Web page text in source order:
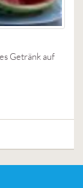
Getränk auf